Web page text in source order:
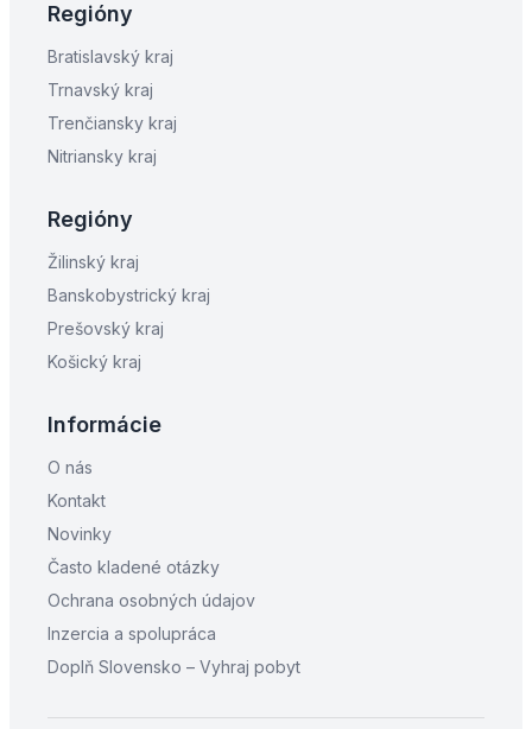
Regióny
Bratislavský kraj
Trnavský kraj
Trenčiansky kraj
Nitriansky kraj
Regióny
Žilinský kraj
Banskobystrický kraj
Prešovský kraj
Košický kraj
Informácie
O nás
Kontakt
Novinky
Často kladené otázky
Ochrana osobných údajov
Inzercia a spolupráca
Doplň Slovensko – Vyhraj pobyt